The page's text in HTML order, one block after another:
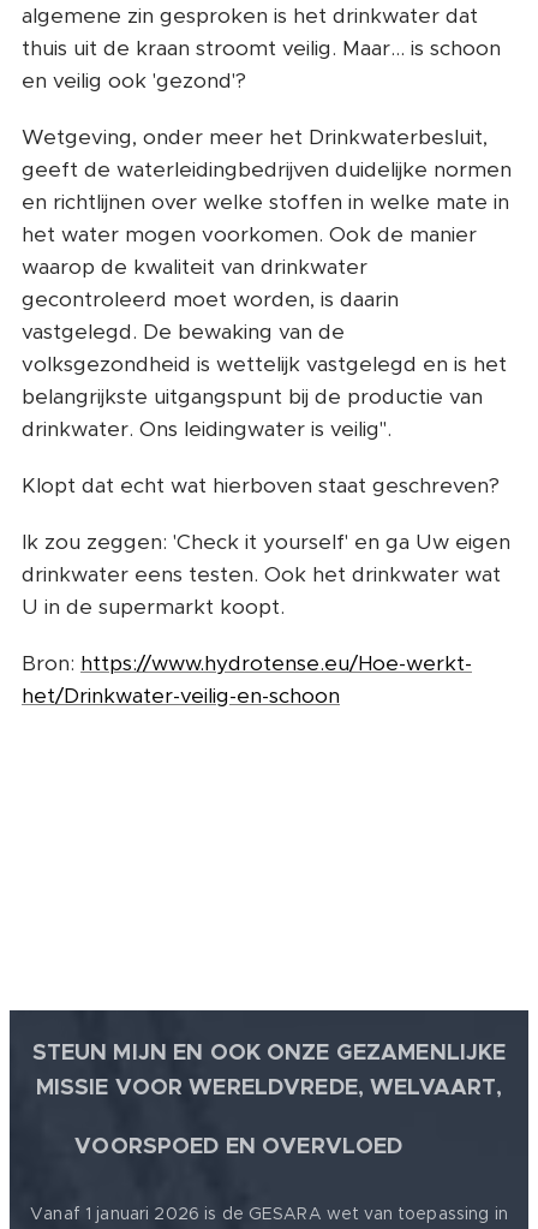
algemene zin gesproken is het drinkwater dat
thuis uit de kraan stroomt veilig. Maar... is schoon
en veilig ook 'gezond'?
Wetgeving, onder meer het Drinkwaterbesluit,
geeft de waterleidingbedrijven duidelijke normen
en richtlijnen over welke stoffen in welke mate in
het water mogen voorkomen. Ook de manier
waarop de kwaliteit van drinkwater
gecontroleerd moet worden, is daarin
vastgelegd. De bewaking van de
volksgezondheid is wettelijk vastgelegd en is het
belangrijkste uitgangspunt bij de productie van
drinkwater. Ons leidingwater is veilig".
Klopt dat echt wat hierboven staat geschreven?
Ik zou zeggen: 'Check it yourself' en ga Uw eigen
drinkwater eens testen. Ook het drinkwater wat
U in de supermarkt koopt.
Bron: https://www.hydrotense.eu/Hoe-werkt-
het/Drinkwater-veilig-en-schoon
STEUN MIJN EN OOK ONZE GEZAMENLIJKE
MISSIE VOOR WERELDVREDE, WELVAART,
VOORSPOED EN OVERVLOED
Vanaf 1 januari 2026 is de GESARA wet van toepassing in